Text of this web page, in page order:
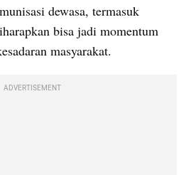
dewasa, termasuk
bisa jadi momentum
masyarakat.
ADVERTISEMENT